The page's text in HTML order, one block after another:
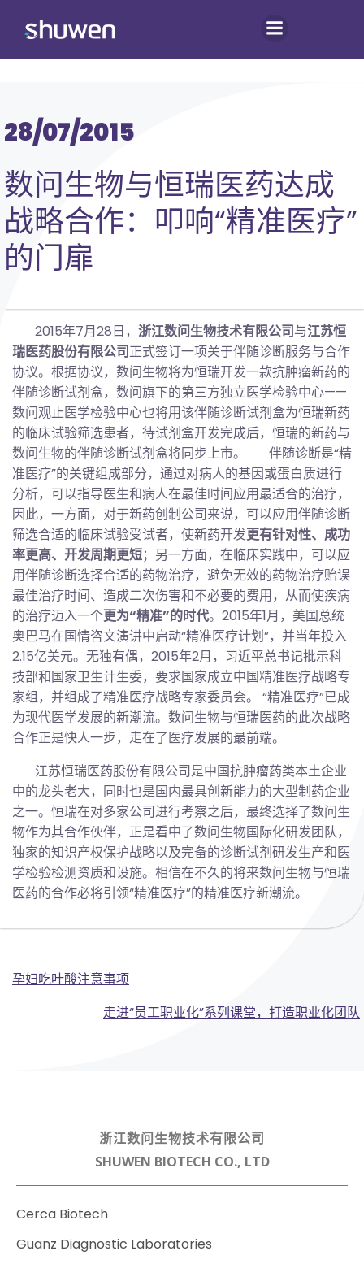
28/07/2015
数问生物与恒瑞医药达成
战略合作：叩响“精准医疗”
的门扉
2015年7月28日， 浙江数问生物技术有限公司与江苏恒
瑞医药股份有限公司正式签订一项关于伴随诊断服务与合作
协议。根据协议，数问生物将为恒瑞开发一款抗肿瘤新药的
伴随诊断试剂盒，数问旗下的第三方独立医学检验中心——
数问观止医学检验中心也将用该伴随诊断试剂盒为恒瑞新药
的临床试验筛选患者，待试剂盒开发完成后，恒瑞的新药与
数问生物的伴随诊断试剂盒将同步上市。 伴随诊断是“精
准医疗”的关键组成部分，通过对病人的基因或蛋白质进行
分析，可以指导医生和病人在最佳时间应用最适合的治疗，
因此，一方面，对于新药创制公司来说，可以应用伴随诊断
筛选合适的临床试验受试者，使新药开发更有针对性、成功
率更高、开发周期更短；另一方面，在临床实践中，可以应
用伴随诊断选择合适的药物治疗，避免无效的药物治疗贻误
最佳治疗时间、造成二次伤害和不必要的费用，从而使疾病
的治疗迈入一个更为“精准”的时代。2015年1月，美国总统
奥巴马在国情咨文演讲中启动“精准医疗计划”，并当年投入
2.15亿美元。无独有偶，2015年2月，习近平总书记批示科
技部和国家卫生计生委，要求国家成立中国精准医疗战略专
家组，并组成了精准医疗战略专家委员会。 “精准医疗”已成
为现代医学发展的新潮流。数问生物与恒瑞医药的此次战略
合作正是快人一步，走在了医疗发展的最前端。
江苏恒瑞医药股份有限公司是中国抗肿瘤药类本土企业
中的龙头老大，同时也是国内最具创新能力的大型制药企业
之一。恒瑞在对多家公司进行考察之后，最终选择了数问生
物作为其合作伙伴，正是看中了数问生物国际化研发团队，
独家的知识产权保护战略以及完备的诊断试剂研发生产和医
学检验检测资质和设施。相信在不久的将来数问生物与恒瑞
医药的合作必将引领“精准医疗”的精准医疗新潮流。
Post
navigation
孕妇吃叶酸注意事项
走进“员工职业化”系列课堂，打造职业化团队
浙江数问生物技术有限公司
SHUWEN BIOTECH CO., LTD
Cerca Biotech
Guanz Diagnostic Laboratories